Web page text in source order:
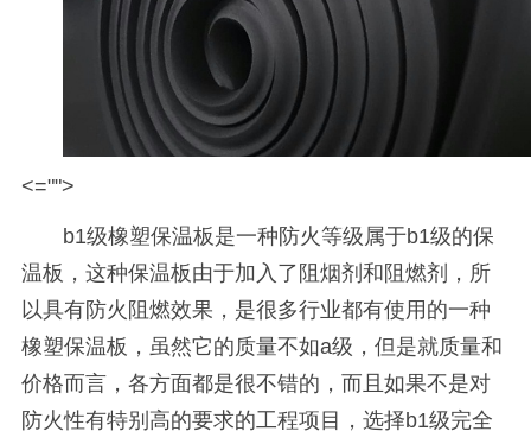
<="">
b1级橡塑保温板是一种防火等级属于b1级的保
温板，这种保温板由于加入了阻烟剂和阻燃剂，所
以具有防火阻燃效果，是很多行业都有使用的一种
橡塑保温板，虽然它的质量不如a级，但是就质量和
价格而言，各方面都是很不错的，而且如果不是对
防火性有特别高的要求的工程项目，选择b1级完全